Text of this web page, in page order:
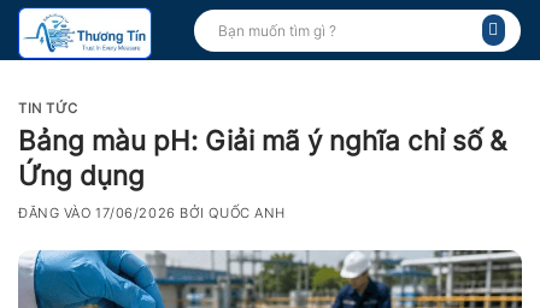
Bỏ
qua
dung
Tìm
kiếm:
TIN TỨC
Bảng màu pH: Giải mã ý nghĩa chỉ số &
Ứng dụng
ĐĂNG VÀO17/06/2026 BỞIQUỐC ANH